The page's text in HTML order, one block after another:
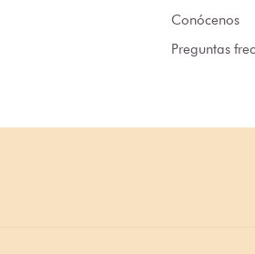
Conócenos
Preguntas